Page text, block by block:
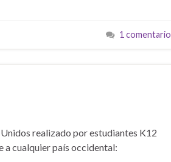
1 comentario
realizado por estudiantes K12
a cualquier país occidental: